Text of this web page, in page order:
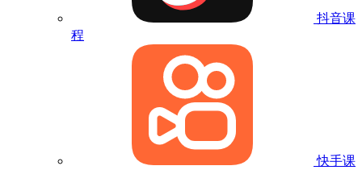
抖音课
程
快手课